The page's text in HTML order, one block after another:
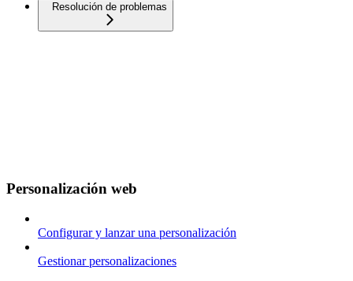
Resolución de problemas
Personalización web
Configurar y lanzar una personalización
Gestionar personalizaciones